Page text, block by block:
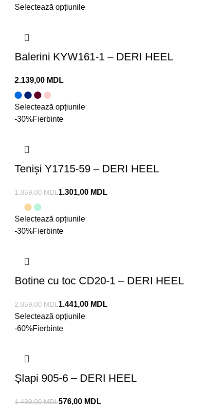
Selectează opțiunile
Balerini KYW161-1 – DERI HEEL
MDL
Selectează opțiunile
-30%Fierbinte
Teniși Y1715-59 – DERI HEEL
1.859,00MDL1.301,00 MDL
Selectează opțiunile
-30%Fierbinte
Botine cu toc CD20-1 – DERI HEEL
2.059,00MDL1.441,00 MDL
Selectează opțiunile
-60%Fierbinte
Șlapi 905-6 – DERI HEEL
1.439,00MDL576,00 MDL